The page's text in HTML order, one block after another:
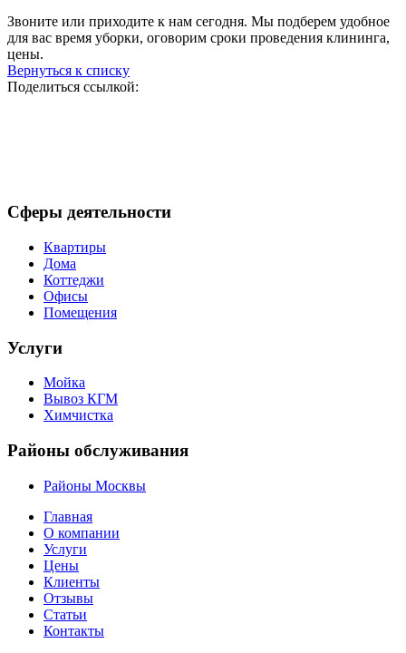
Звоните или приходите к нам сегодня. Мы подберем удобное
для вас время уборки, оговорим сроки проведения клининга,
цены.
Вернуться к списку
Поделиться ссылкой:
Сферы деятельности
Квартиры
Дома
Коттеджи
Офисы
Помещения
Услуги
Мойка
Вывоз КГМ
Химчистка
Районы обслуживания
Районы Москвы
Главная
О компании
Услуги
Цены
Клиенты
Отзывы
Статьи
Контакты